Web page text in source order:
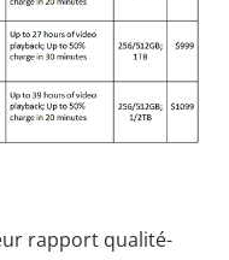
rapport qualité-